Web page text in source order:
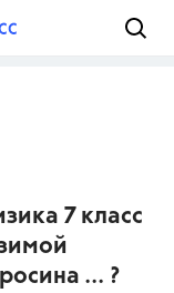
7 класс
... ?